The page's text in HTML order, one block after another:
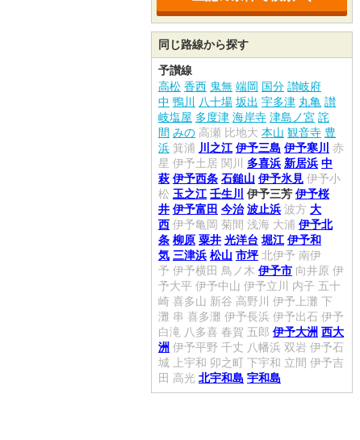
同じ路線から探す
予讃線
高松 香西 鬼無 端岡 国分 讃岐府
中 鴨川 八十場 坂出 宇多津 丸亀 讃
岐塩屋 多度津 海岸寺 津島ノ宮 詫
間 みの 高瀬 比地大 本山 観音寺 豊
浜 箕浦 川之江 伊予三島 伊予寒川
赤
星 伊予土居 関川 多喜浜 新居浜 中
萩 伊予西条 石鎚山 伊予氷見 伊予小
松 玉之江 壬生川 伊予三芳 伊予桜
井 伊予富田 今治 波止浜 波方 大
西 伊予亀岡 菊間 浅海 大浦 伊予北
条 柳原 粟井 光洋台 堀江 伊予和
気 三津浜 松山 市坪 北伊予 南伊
予 伊予横田 鳥ノ木 伊予市 向井原 伊
予大平 伊予中山 伊予立川 内子 五十
崎 喜多山 新谷 高野川 伊予上灘 下
灘 串 喜多灘 伊予長浜 伊予出石 伊予
白滝 八多喜 春賀 五郎 伊予大洲 西大
洲 伊予平野 千丈 八幡浜 双岩 伊予石
城
上宇和 卯之町 下宇和 立間 伊予吉
田 高光 北宇和島 宇和島